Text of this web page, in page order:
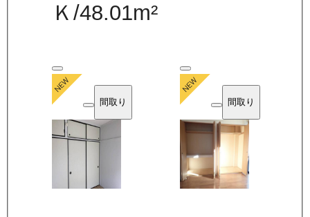
Ｋ/48.01m²
間取り 間取り